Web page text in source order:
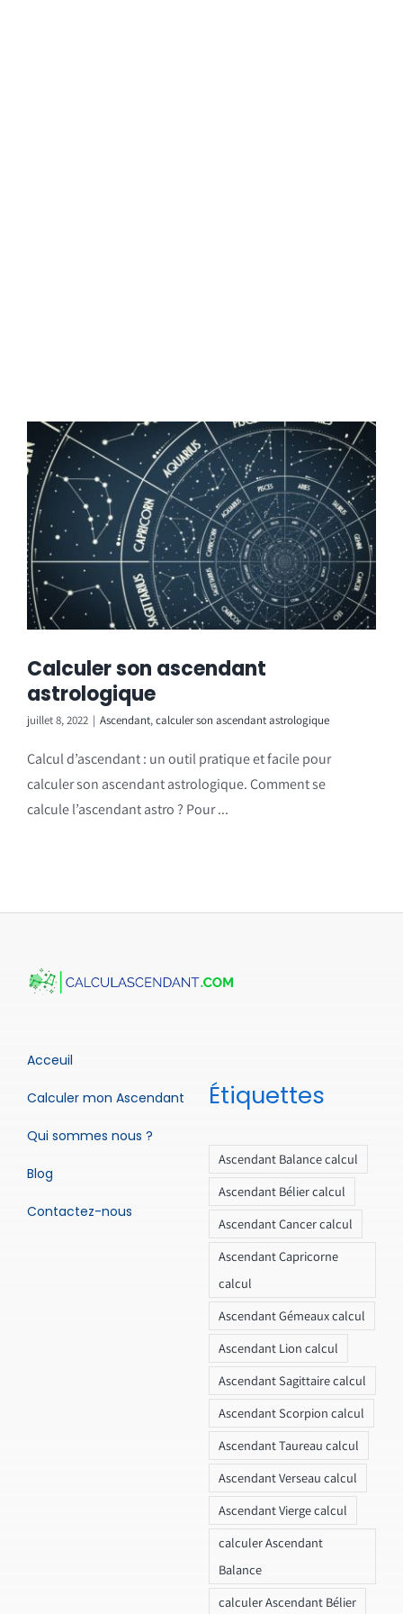
Calculer son ascendant
astrologique
juillet 8, 2022 | Ascendant,calculer son ascendant astrologique
Calcul d’ascendant : un outil pratique et facile pour
calculer son ascendant astrologique. Comment se
calcule l’ascendant astro ? Pour ...
Acceuil
Calculer mon Ascendant
Qui sommes nous ?
Blog
Contactez-nous
Étiquettes
Ascendant Balance calcul
Ascendant Bélier calcul
Ascendant Cancer calcul
Ascendant Capricorne
calcul
Ascendant Gémeaux calcul
Ascendant Lion calcul
Ascendant Sagittaire calcul
Ascendant Scorpion calcul
Ascendant Taureau calcul
Ascendant Verseau calcul
Ascendant Vierge calcul
calculer Ascendant
Balance
calculer Ascendant Bélier